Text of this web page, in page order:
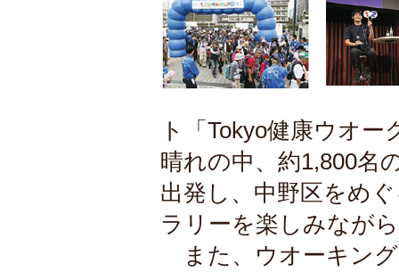
ト「Tokyo健康ウオ
晴れの中、約1,800名
出発し、中野区をめ
ラリーを楽しみなが
また、ウオーキン